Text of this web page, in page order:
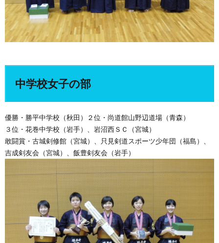
中学校女子の部
優勝・勝平中学校（秋田）２位・尚道館山野辺道場（青森）
３位・花巻中学校（岩手）、岩沼西ＳＣ（宮城）
敢闘賞・古城剣修館（宮城）、只見剣道スポーツ少年団（福島）、
吉成剣友会（宮城）、飯豊剣友会（岩手）